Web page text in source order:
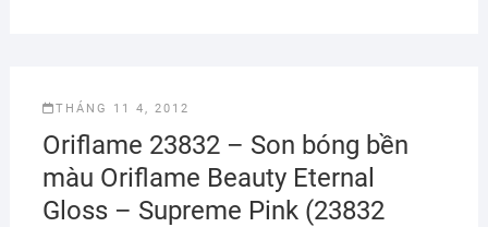
THÁNG 11 4, 2012
Oriflame 23832 – Son bóng bền
màu Oriflame Beauty Eternal
Gloss – Supreme Pink (23832